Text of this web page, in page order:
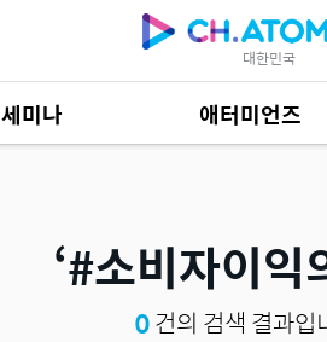
대한민국
세미나 애터미언즈
#소비자이익
0건의 검색 결과입